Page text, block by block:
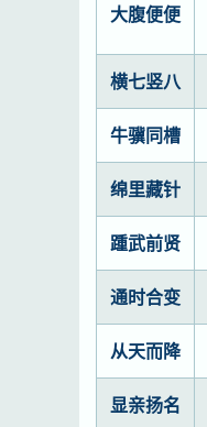
大腹便便
横七竖八
牛骥同槽
绵里藏针
踵武前贤
通时合变
从天而降
显亲扬名